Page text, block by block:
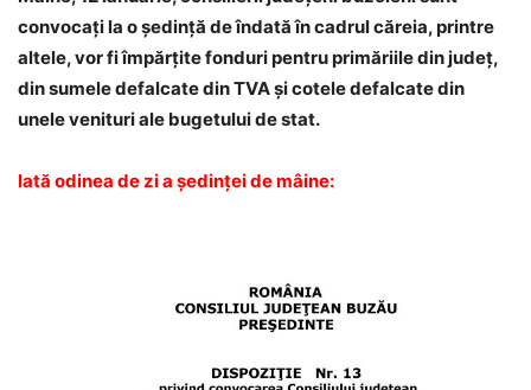
convocați la o ședință de îndată în cadrul căreia, printre
altele, vor fi împărțite fonduri pentru primăriile din județ,
din sumele defalcate din TVA și cotele defalcate din
unele venituri ale bugetului de stat.
Iată odinea de zi a ședinței de mâine: